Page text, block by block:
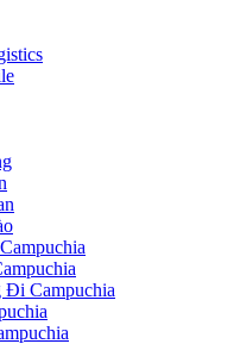
Đi Campuchia